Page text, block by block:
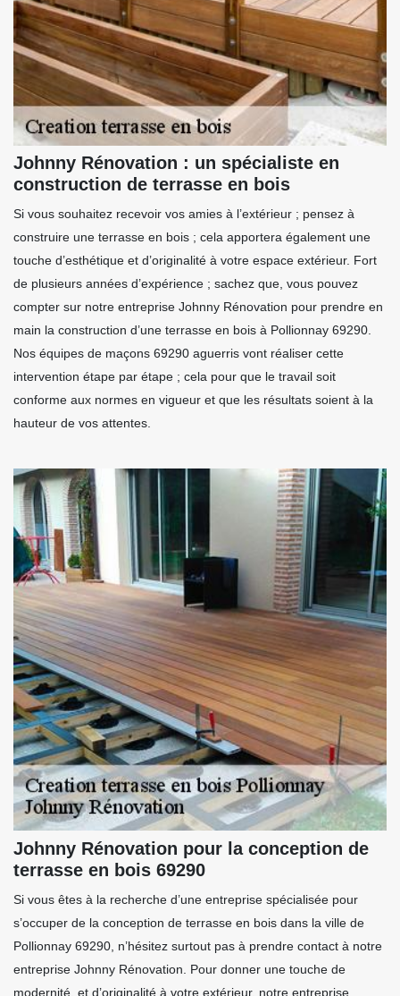
Johnny Rénovation : un spécialiste en
construction de terrasse en bois
Si vous souhaitez recevoir vos amies à l’extérieur ; pensez à
construire une terrasse en bois ; cela apportera également une
touche d’esthétique et d’originalité à votre espace extérieur. Fort
de plusieurs années d’expérience ; sachez que, vous pouvez
compter sur notre entreprise Johnny Rénovation pour prendre en
main la construction d’une terrasse en bois à Pollionnay 69290.
Nos équipes de maçons 69290 aguerris vont réaliser cette
intervention étape par étape ; cela pour que le travail soit
conforme aux normes en vigueur et que les résultats soient à la
hauteur de vos attentes.
Johnny Rénovation pour la conception de
terrasse en bois 69290
Si vous êtes à la recherche d’une entreprise spécialisée pour
s’occuper de la conception de terrasse en bois dans la ville de
Pollionnay 69290, n’hésitez surtout pas à prendre contact à notre
entreprise Johnny Rénovation. Pour donner une touche de
modernité, et d’originalité à votre extérieur, notre entreprise